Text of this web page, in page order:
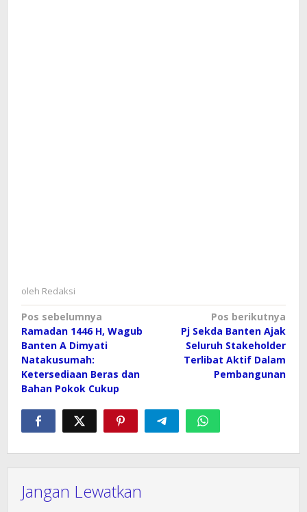
oleh Redaksi
Navigasi
pos
Pos sebelumnya
Ramadan 1446 H, Wagub
Banten A Dimyati
Natakusumah:
Ketersediaan Beras dan
Bahan Pokok Cukup
Pos berikutnya
Pj Sekda Banten Ajak
Seluruh Stakeholder
Terlibat Aktif Dalam
Pembangunan
Jangan Lewatkan